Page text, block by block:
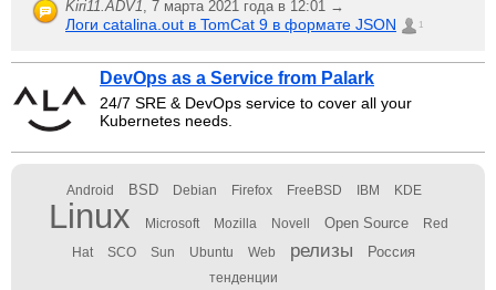
Kiri11.ADV1, 7 марта 2021 года в 12:01 →
Логи catalina.out в TomCat 9 в формате JSON 1
DevOps as a Service from Palark
24/7 SRE & DevOps service to cover all your
Kubernetes needs.
Android BSD Debian Firefox FreeBSD IBM KDE
Linux Microsoft Mozilla Novell Open Source Red
Hat SCO Sun Ubuntu Web релизы Россия
тенденции